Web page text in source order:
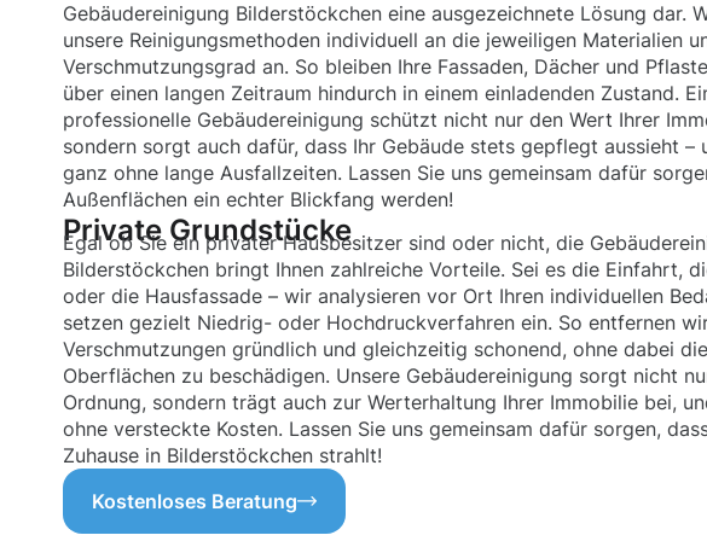
Gebäudereinigung Bilderstöckchen eine ausgezeichnete Lösung dar.
unsere Reinigungsmethoden individuell an die jeweiligen Materialien
Verschmutzungsgrad an. So bleiben Ihre Fassaden, Dächer und
über einen langen Zeitraum hindurch in einem einladenden Zustand.
professionelle Gebäudereinigung schützt nicht nur den Wert Ihrer
sondern sorgt auch dafür, dass Ihr Gebäude stets gepflegt aussieht –
ganz ohne lange Ausfallzeiten. Lassen Sie uns gemeinsam dafür
Außenflächen ein echter Blickfang werden!
Private Grundstücke
Egal ob Sie ein privater Hausbesitzer sind oder nicht, die
Bilderstöckchen bringt Ihnen zahlreiche Vorteile. Sei es die Einfahrt,
oder die Hausfassade – wir analysieren vor Ort Ihren individuellen
setzen gezielt Niedrig- oder Hochdruckverfahren ein. So entfernen
Verschmutzungen gründlich und gleichzeitig schonend, ohne dabei die
Oberflächen zu beschädigen. Unsere Gebäudereinigung sorgt nicht
Ordnung, sondern trägt auch zur Werterhaltung Ihrer Immobilie bei,
ohne versteckte Kosten. Lassen Sie uns gemeinsam dafür sorgen,
Zuhause in Bilderstöckchen strahlt!
Kostenloses Beratung